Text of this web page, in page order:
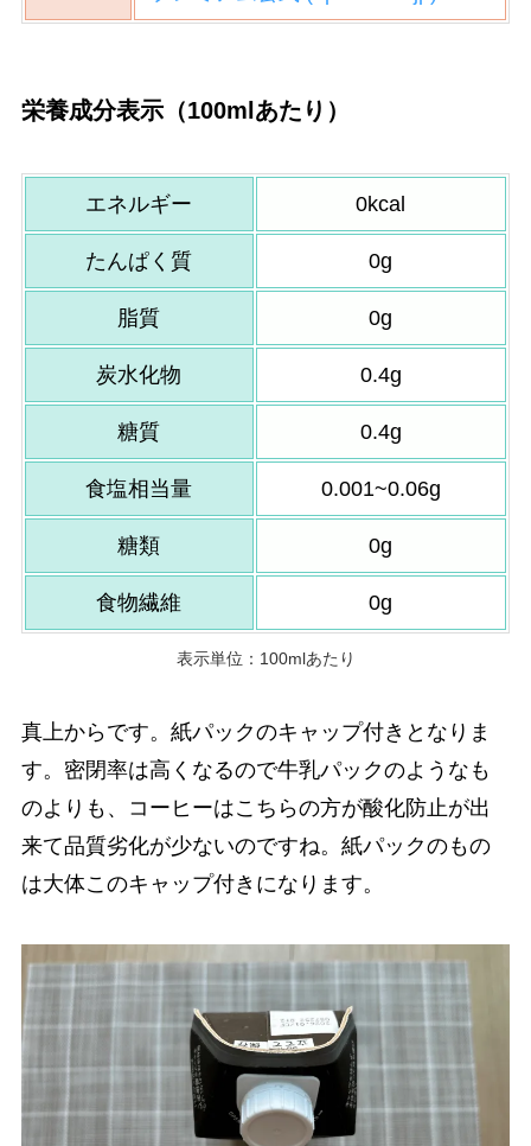
栄養成分表示（100mlあたり）
エネルギー 0kcal
たんぱく質 0g
脂質 0g
炭水化物 0.4g
糖質 0.4g
食塩相当量 0.001~0.06g
糖類 0g
食物繊維 0g
表示単位：100mlあたり
真上からです。紙パックのキャップ付きとなりま
す。密閉率は高くなるので牛乳パックのようなも
のよりも、コーヒーはこちらの方が酸化防止が出
来て品質劣化が少ないのですね。紙パックのもの
は大体このキャップ付きになります。